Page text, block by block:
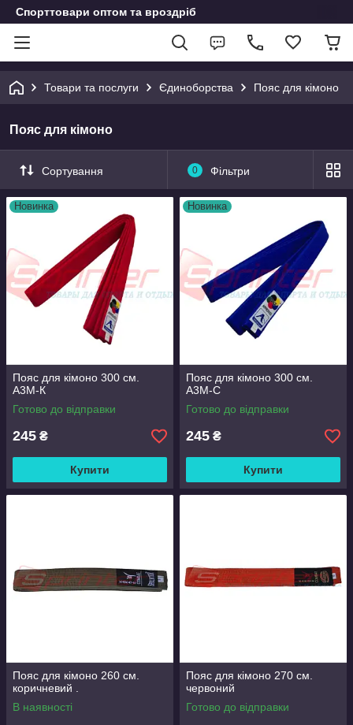
Спорттовари оптом та вроздріб
Товари та послуги Єдиноборства Пояс для кімоно
Пояс для кімоно
Сортування 0 Фільтри
Новинка
Пояс для кімоно 300 см.
A3M-К
Готово до відправки
245 ₴
Купити
Новинка
Пояс для кімоно 300 см.
A3M-С
Готово до відправки
245 ₴
Купити
Пояс для кімоно 260 см.
коричневий .
В наявності
Пояс для кімоно 270 см.
червоний
Готово до відправки